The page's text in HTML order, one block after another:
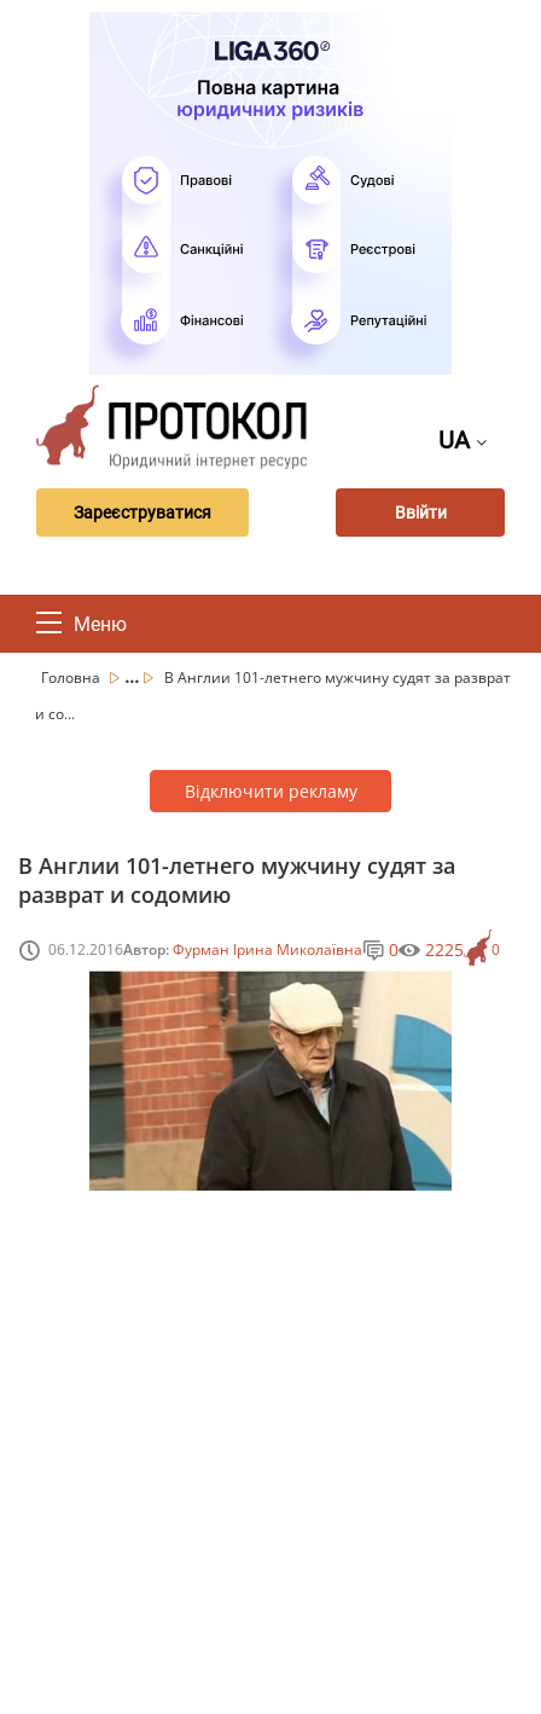
UA
Зареєструватися Ввійти
Меню
Головна ...
В Англии 101-летнего мужчину судят за разврат
и со...
Відключити рекламу
В Англии 101-летнего мужчину судят за
разврат и содомию
06.12.2016Автор:Фурман Ірина Миколаївна 0
0 2225